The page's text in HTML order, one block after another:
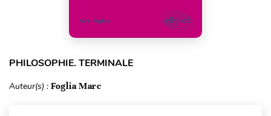
PHILOSOPHIE. TERMINALE
Auteur(s) : Foglia Marc